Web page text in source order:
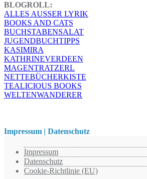
BLOGROLL:
ALLES AUSSER LYRIK
BOOKS AND CATS
BUCHSTABENSALAT
JUGENDBUCHTIPPS
KASIMIRA
KATHRINEVERDEEN
MAGENTRATZERL
NETTEBÜCHERKISTE
TEALICIOUS BOOKS
WELTENWANDERER
Impressum | Datenschutz
Impressum
Datenschutz
Cookie-Richtlinie (EU)